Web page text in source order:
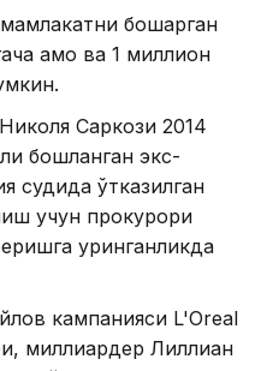
бошқарган
қамоқ ва 1 миллион
Саркози 2014
бошланган экс-
судида ўтказилган
учун прокурори
уринганликда
кампанияси L'Oreal
миллиардер Лиллиан